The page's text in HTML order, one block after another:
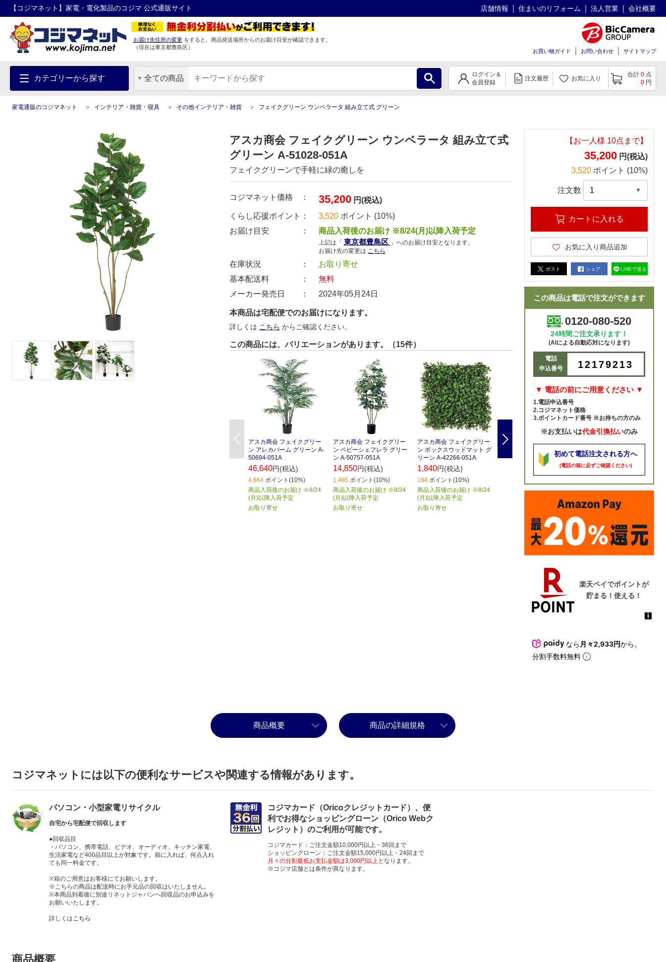
【コジマネット】家電・電化製品のコジマ 公式通販サイト 店舗情報 住まいのリフォーム 法人営業 会社概要
お届け先住所の変更 をすると、商品発送場所からのお届け目安が確認できます。
（現在は東京都豊島区）
お買い物ガイド お問い合わせ サイトマップ
カテゴリーから探す 全ての商品
ログイン＆
会員登録
注文履歴 お気に入り
合計 0 点
0 円
家電通販のコジマネット インテリア・雑貨・寝具 その他インテリア・雑貨 フェイクグリーン ウンベラータ 組み立て式 グリーン
アスカ商会 フェイクグリーン ウンベラータ 組み立て式
グリーン A-51028-051A
フェイクグリーンで手軽に緑の癒しを
コジマネット価格 ： 35,200 円(税込)
くらし応援ポイント：
3,520 ポイント (10%)
お届け目安 ：
商品入荷後のお届け ※8/24(月)以降入荷予定
上記は「 東京都豊島区 」へのお届け目安となります。
お届け先の変更は こちら
在庫状況 ：
お取り寄せ
基本配送料 ：
無料
メーカー発売日 ：
2024年05月24日
本商品は宅配便でのお届けになります。
詳しくは こちら からご確認ください。
この商品には、バリエーションがあります。（15件）
Previous
アスカ商会 フェイクグリー
ン アレカパーム グリーン A-
50694-051A
46,640円(税込)
4,664 ポイント(10%)
商品入荷後のお届け ※8/24
(月)以降入荷予定
お取り寄せ
アスカ商会 フェイクグリー
ン ベビーシェフレラ グリー
ン A-50757-051A
14,850円(税込)
1,485 ポイント(10%)
商品入荷後のお届け ※8/24
(月)以降入荷予定
お取り寄せ
アスカ商会 フェイクグリー
ン ボックスウッドマット グ
リーン A-42266-051A
1,840円(税込)
184 ポイント(10%)
商品入荷後のお届け ※8/24
(月)以降入荷予定
お取り寄せ
アスカ商会 フェイクグリー
ン パーム グリーン A-50968
-051A
円(税込)
商品入荷後のお届け ※8/24
ン ファーンバインハンギン
グブッシュ グリーン A-4349
7-051A
2,420円(税込)
(月)以降入荷予定
【お一人様 10点まで】
35,200 円(税込)
3,520 ポイント (10%)
注文数
カートに入れる
お気に入り商品追加
ポスト シェア LINEで送る
この商品は電話で注文ができます
0120-080-520
24時間ご注文承ります！
(AIによる自動応対になります)
電話
申込番号
12179213
▼ 電話の前にご用意ください ▼
1.電話申込番号
2.コジマネット価格
3.ポイントカード番号 ※お持ちの方のみ
※お支払いは代金引換払いのみ
初めて電話注文される方へ
(電話の前に必ずご確認ください)
なら 月々2,933円から。
分割手数料無料
商品概要 商品の詳細規格
コジマネットには以下の便利なサービスや関連する情報があります。
パソコン・小型家電リサイクル
自宅から宅配便で回収します
●回収品目
・パソコン、携帯電話、ビデオ、オーディオ、キッチン家電、
生活家電など400品目以上が対象です。箱に入れば、何点入れ
ても同一料金です。
※箱のご用意はお客様にてお願いします。
※こちらの商品は配送時にお手元品の回収はいたしません。
※本商品到着後に別途リネットジャパンへ回収品のお申込みを
お願いいたします。
詳しくはこちら
コジマカード（Oricoクレジットカード）、便
利でお得なショッピングローン（Orico Webク
レジット）のご利用が可能です。
コジマカード：ご注文金額10,000円以上・36回まで
ショッピングローン：ご注文金額15,000円以上・24回まで
月々の分割最低お支払金額は3,000円以上となります。
※コジマ店舗とは条件が異なります。
商品概要